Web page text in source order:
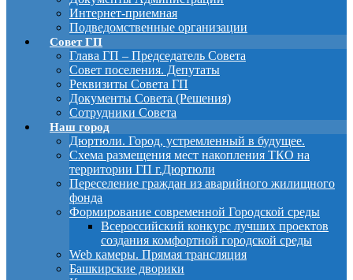
Интернет-приемная
Подведомственные организации
Совет ГП
Глава ГП – Председатель Совета
Совет поселения. Депутаты
Реквизиты Совета ГП
Документы Совета (Решения)
Сотрудники Совета
Наш город
Дюртюли. Город, устремленный в будущее.
Схема размещения мест накопления ТКО на
территории ГП г.Дюртюли
Переселение граждан из аварийного жилищного
фонда
Формирование современной Городской среды
Всероссийский конкурс лучших проектов
создания комфортной городской среды
Web камеры. Прямая трансляция
Башкирские дворики